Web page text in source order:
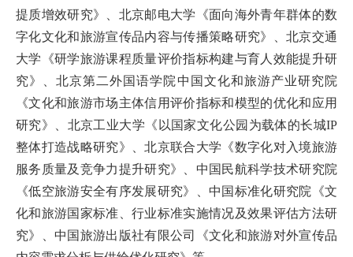
提质增效研究》、北京邮电大学《面向海外青年群体的数
字化文化和旅游宣传品内容与传播策略研究》、北京交通
大学《研学旅游课程质量评价指标构建与育人效能提升研
究》、北京第二外国语学院中国文化和旅游产业研究院
《文化和旅游市场主体信用评价指标和模型的优化和应用
研究》、北京工业大学《以国家文化公园为载体的长城IP
整体打造战略研究》、北京联合大学《数字化对入境旅游
服务质量及竞争力提升研究》、中国民航科学技术研究院
《低空旅游安全有序发展研究》、中国标准化研究院《文
化和旅游国家标准、行业标准实施情况及效果评估方法研
究》、中国旅游出版社有限公司《文化和旅游对外宣传品